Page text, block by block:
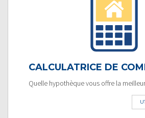
CALCULATRICE DE
Quelle hypothèque vous offre la